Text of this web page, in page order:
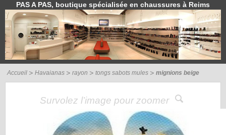
PAS A PAS, boutique spécialisée en chaussures à Reims
Accueil Havaianas rayon tongs sabots mules mignions beige
Survolez l’image pour zoomer